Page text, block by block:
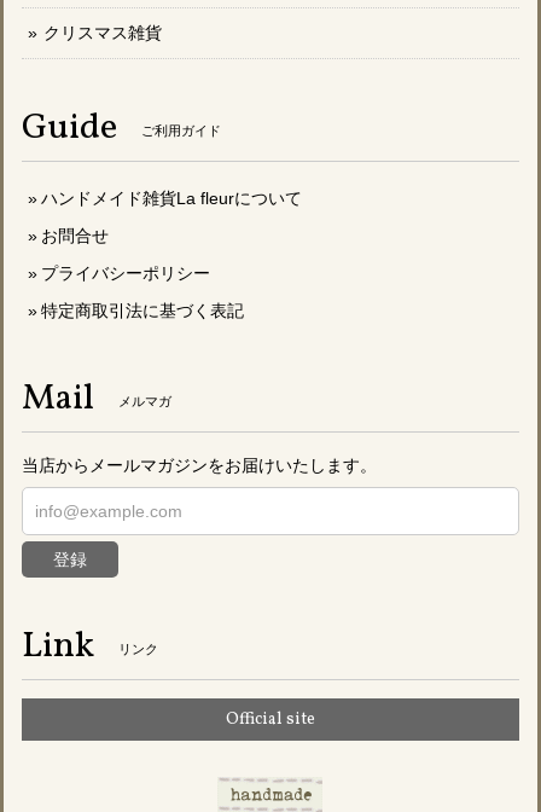
クリスマス雑貨
Guide ご利用ガイド
ハンドメイド雑貨La fleurについて
お問合せ
プライバシーポリシー
特定商取引法に基づく表記
Mail メルマガ
当店からメールマガジンをお届けいたします。
登録
Link リンク
Official site